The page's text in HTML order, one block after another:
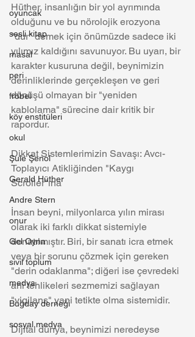
oyuncak
sesli kitap
masal
peri
fröbel
köy enstitüleri
okul
Şule Şenol
Gerald Hüther
Andre Stern
onur
Gel Oyna
sivil toplum
medya
Buğday derneği
sosyal medya
Hüther, insanlığın bir yol ayrımında
olduğunu ve bu nörolojik erozyona
"dur" demek için önümüzde sadece iki
yılımız kaldığını savunuyor. Bu uyarı, bir
karakter kusuruna değil, beynimizin
derinliklerinde gerçekleşen ve geri
dönüşü olmayan bir "yeniden
kablolama" sürecine dair kritik bir
rapordur.
Dikkat Sistemlerimizin Savaşı: Avcı-
Toplayıcı Atikliğinden "Kaygı
Scroller"ına
İnsan beyni, milyonlarca yılın mirası
olarak iki farklı dikkat sistemiyle
donatılmıştır. Biri, bir sanatı icra etmek
veya bir sorunu çözmek için gereken
"derin odaklanma"; diğeri ise çevredeki
ani tehlikeleri sezmemizi sağlayan
"vigilans" yani tetikte olma sistemidir.
Dijital dünya, beynimizi neredeyse